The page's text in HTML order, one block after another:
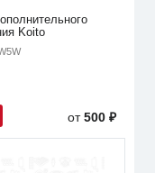
Koito
от500 ₽